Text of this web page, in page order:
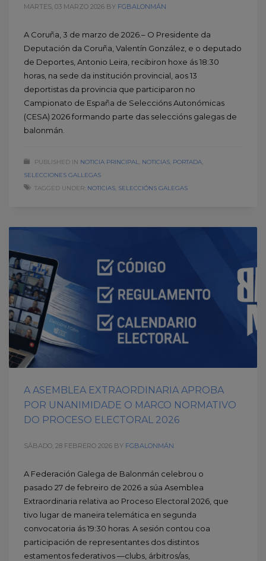
MARTES, 03 MARZO 2026 BY FGBALONMÁN
A Coruña, 3 de marzo de 2026.– O Presidente da
Deputación da Coruña, Valentín González, e o deputado
de Deportes, Antonio Leira, recibiron hoxe ás 18:30
horas, na sede da institución provincial, aos 13
deportistas da provincia que participaron no
Campionato de España de Seleccións Autonómicas
(CESA) 2026 formando parte das seleccións galegas de
balonmán.
PUBLISHED IN NOTICIA PRINCIPAL NOTICIAS PORTADA
SELECCIONES GALLEGAS
TAGGED UNDER: NOTICIAS SELECCIÓNS GALEGAS
A ASEMBLEA EXTRAORDINARIA APROBA
POR UNANIMIDADE O MARCO NORMATIVO
DO PROCESO ELECTORAL 2026
SÁBADO, 28 FEBRERO 2026 BY FGBALONMÁN
A Federación Galega de Balonmán celebrou o
pasado 27 de febreiro de 2026 a súa Asemblea
Extraordinaria relativa ao Proceso Electoral 2026, que
tivo lugar de maneira telemática en segunda
convocatoria ás 19:30 horas. A sesión contou coa
participación de representantes dos distintos
estamentos federativos —clubs, árbitros/as,